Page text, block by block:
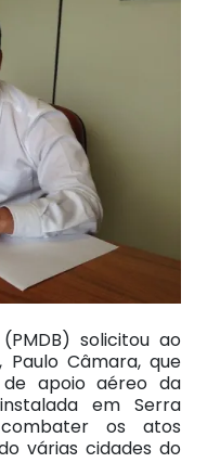
solicitou ao
Câmara, que
apoio aéreo da
em Serra
os atos
várias cidades do